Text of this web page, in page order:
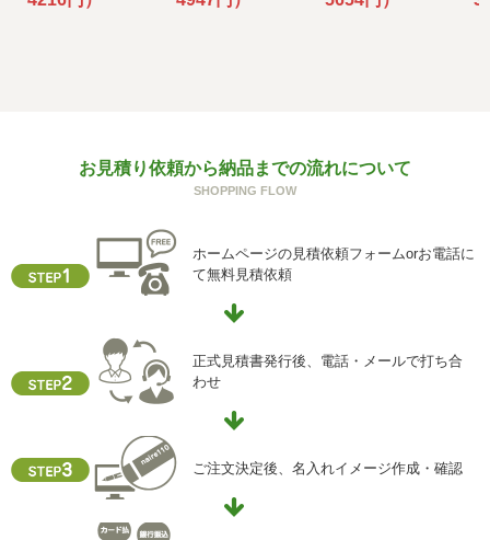
ご本人からの求めにより、当社が保有する保有個人データ
に関する開示、利用目的の通知、内容の訂正・追加または
供記録の開示(以下、開示等という)に応じます。
開示等に応ずる窓口は、下記「当社の個人情報の取扱いに
関する苦情、相談等の問合せ先」を参照してください。
クッキーやウェブビーコン等を用いるなどして、本人が容
易に認識できない方法による個人情報の取得を行っており
ません。
i) 個人情報保護方針
当社ホームページの個人情報保護方針をご覧下さい
お見積り依頼から納品までの流れについて
SHOPPING FLOW
ホームページの見積依頼フォームorお電話に
て無料見積依頼
正式見積書発行後、電話・メールで打ち合
わせ
ご注文決定後、名入れイメージ作成・確認